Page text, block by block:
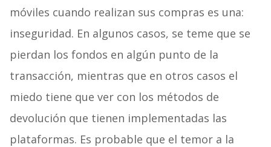
móviles cuando realizan sus compras es una:
inseguridad. En algunos casos, se teme que se
pierdan los fondos en algún punto de la
transacción, mientras que en otros casos el
miedo tiene que ver con los métodos de
devolución que tienen implementadas las
plataformas. Es probable que el temor a la